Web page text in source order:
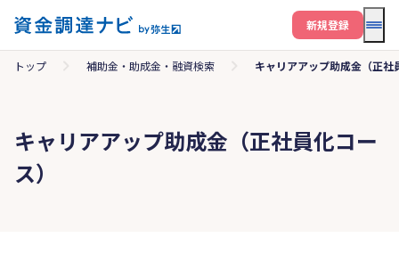
メ
新規登録
トップ 補助金・助成金・融資検索 キャリアアップ助成金（正社
キャリアアップ助成金（正社員化コー
ス）